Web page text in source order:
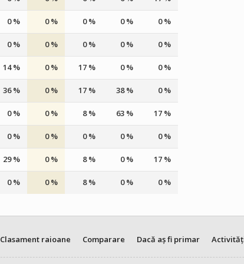
0 % 0 % 0 % 0 % 0 %
0 % 0 % 0 % 0 % 0 %
14 % 0 % 17 % 0 % 0 %
36 % 0 % 17 % 38 % 0 %
0 % 0 % 8 % 63 % 17 %
0 % 0 % 0 % 0 % 0 %
29 % 0 % 8 % 0 % 17 %
0 % 0 % 8 % 0 % 0 %
Clasament raioane Comparare Dacă aș fi primar